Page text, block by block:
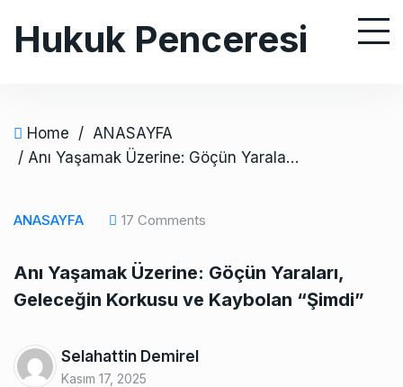
Hukuk Penceresi
Home / ANASAYFA
/ Anı Yaşamak Üzerine: Göçün Yaraları, Geleceğin Korkusu ve Kaybolan “Şimdi”
ANASAYFA 17 Comments
Anı Yaşamak Üzerine: Göçün Yaraları,
Geleceğin Korkusu ve Kaybolan “Şimdi”
Selahattin Demirel
Kasım 17, 2025